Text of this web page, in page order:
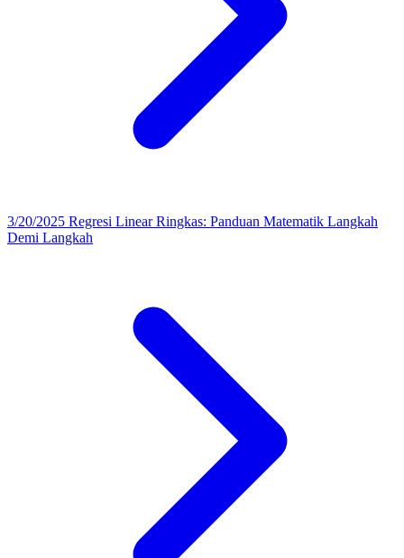
3/20/2025 Regresi Linear Ringkas: Panduan Matematik Langkah
Demi Langkah